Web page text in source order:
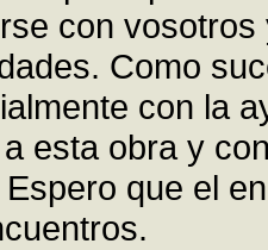
con
Como
con la
esta obra y
que el